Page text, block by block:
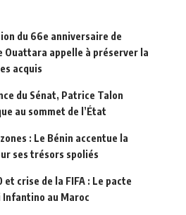
du 66e anniversaire de
Ouattara appelle à préserver la
acquis
du Sénat, Patrice Talon
au sommet de l’État
: Le Bénin accentue la
ses trésors spoliés
crise de la FIFA : Le pacte
Infantino au Maroc